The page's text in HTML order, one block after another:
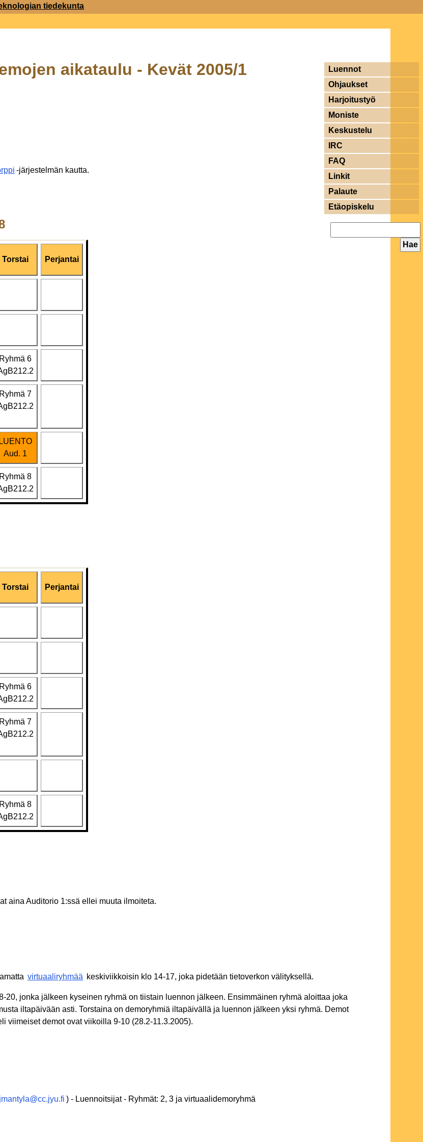
aikataulu - Kevät 2005/1
-järjestelmän kautta.
Torstai Perjantai
Ryhmä 6
Ryhmä 7
LUENTO
Aud. 1
Ryhmä 8
Torstai Perjantai
Ryhmä 6
Ryhmä 7
Ryhmä 8
aina Auditorio 1:ssä ellei muuta ilmoiteta.
virtuaaliryhmää keskiviikkoisin klo 14-17, joka pidetään tietoverkon välityksellä.
20, jonka jälkeen kyseinen ryhmä on tiistain luennon jälkeen. Ensimmäinen ryhmä aloittaa joka
iltapäivään asti. Torstaina on demoryhmiä iltapäivällä ja luennon jälkeen yksi ryhmä. Demot
viimeiset demot ovat viikoilla 9-10 (28.2-11.3.2005).
jmantyla@cc.jyu.fi ) - Luennoitsijat - Ryhmät: 2, 3 ja virtuaalidemoryhmä
Luennot
Ohjaukset
Harjoitustyö
Moniste
Keskustelu
IRC
FAQ
Linkit
Palaute
Etäopiskelu
tiedekunta